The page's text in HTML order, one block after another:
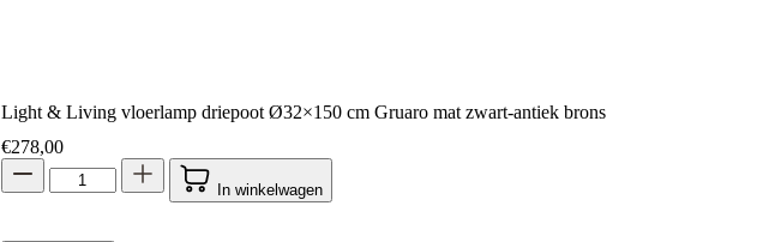
Light & Living vloerlamp driepoot Ø32×150 cm Gruaro mat zwart-antiek brons
€278,00
In winkelwagen